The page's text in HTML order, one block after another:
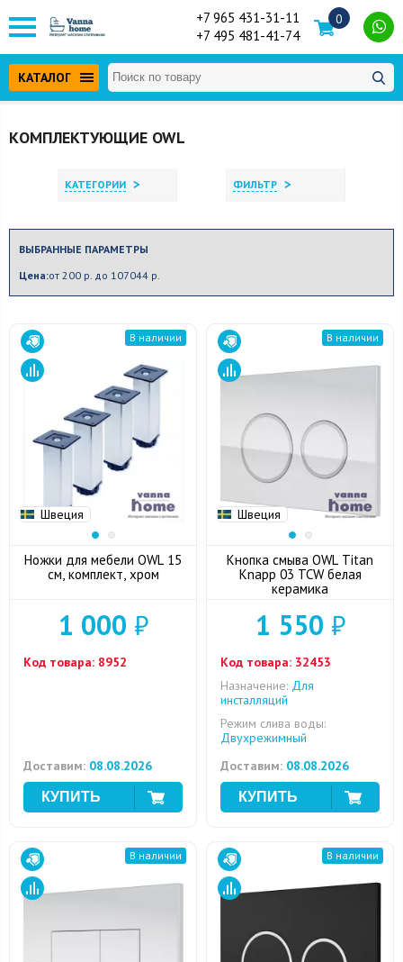
+7 965 431-31-11
+7 495 481-41-74
0
КАТАЛОГ
КОМПЛЕКТУЮЩИЕ OWL
КАТЕГОРИИ > ФИЛЬТР >
ВЫБРАННЫЕ ПАРАМЕТРЫ
Цена:от 200 р. до 107044 р.
Швеция
В наличии
Ножки для мебели OWL 15
см, комплект, хром
1 000 ₽
Код товара: 8952
Доставим: 08.08.2026
Швеция
В наличии
Кнопка смыва OWL Titan
Knapp 03 TCW белая
керамика
1 550 ₽
Код товара: 32453
Назначение: Для
инсталляций
Режим слива воды:
Двухрежимный
Доставим: 08.08.2026
В наличии В наличии